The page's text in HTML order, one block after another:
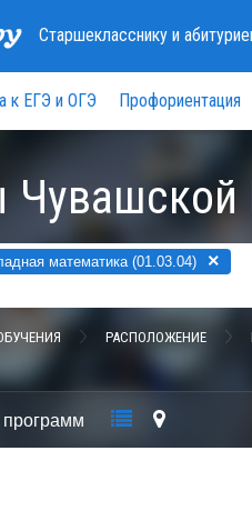
Старшеклассникуи
к ЕГЭ и ОГЭ Профориентация
Чувашской
математика (01.03.04) ×
РАСПОЛОЖЕНИЕ
программ